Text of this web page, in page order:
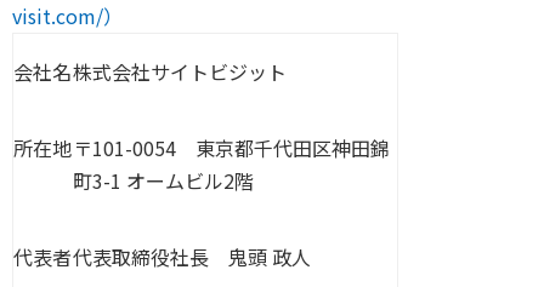
visit.com/）
会社名株式会社サイトビジット
所在地〒101-0054 東京都千代田区神田錦
町3-1 オームビル2階
代表者代表取締役社長 鬼頭 政人